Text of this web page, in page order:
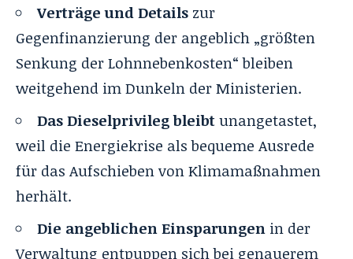
Verträge und Details zur
Gegenfinanzierung der angeblich „größten
Senkung der Lohnnebenkosten“ bleiben
weitgehend im Dunkeln der Ministerien.
Das Dieselprivileg bleibtunangetastet,
weil die Energiekrise als bequeme Ausrede
für das Aufschieben von Klimamaßnahmen
herhält.
Die angeblichen Einsparungen in der
Verwaltung entpuppen sich bei genauerem